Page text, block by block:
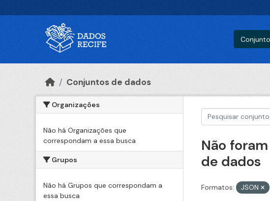
Conjuntos de dados
Organizações
Não há Organizações que
correspondam a essa busca
Grupos
Não há Grupos que correspondam a
essa busca
Não
de dados
Formatos: JSON